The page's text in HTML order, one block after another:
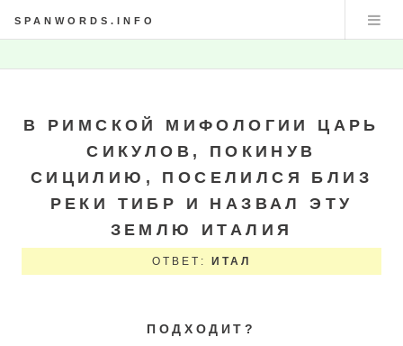
SPANWORDS.INFO
В РИМСКОЙ МИФОЛОГИИ ЦАРЬ
СИКУЛОВ, ПОКИНУВ
СИЦИЛИЮ, ПОСЕЛИЛСЯ БЛИЗ
РЕКИ ТИБР И НАЗВАЛ ЭТУ
ЗЕМЛЮ ИТАЛИЯ
ОТВЕТ: ИТАЛ
ПОДХОДИТ?